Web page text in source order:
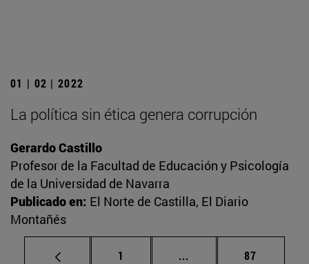
01 | 02 | 2022
La política sin ética genera corrupción
Gerardo Castillo
Profesor de la Facultad de Educación y Psicología
de la Universidad de Navarra
Publicado en: El Norte de Castilla, El Diario
Montañés
Página
1 ... Páginas intermedias
Página
87